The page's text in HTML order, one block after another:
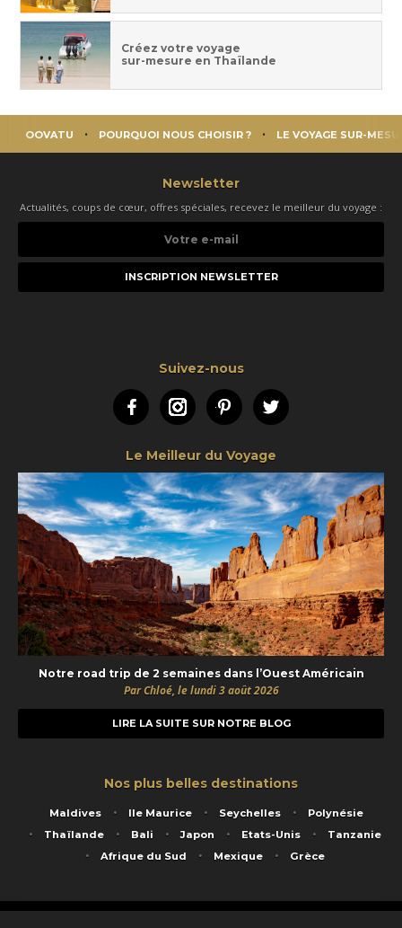
Créez votre voyage
sur-mesure en Thaïlande
OOVATU POURQUOI NOUS CHOISIR ? LE VOYAGE SUR-
Newsletter
Actualités, coups de cœur, offres spéciales, recevez le meilleur du voyage :
e-
Suivez-nous
FacebookInstagramPinterestTwitter
Le Meilleur du Voyage
Notre road trip de 2 semaines dans l’Ouest Américain
Par Chloé, le lundi 3 août 2026
LIRE LA SUITE SUR NOTRE BLOG
Nos plus belles destinations
Maldives Ile Maurice Seychelles
Polynésie
Thaïlande
Bali Japon Etats-Unis
Tanzanie
Afrique du Sud
Mexique Grèce